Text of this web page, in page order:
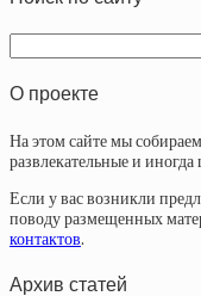
О проекте
На этом сайте мы
развлекательные и
Если у вас возникли
поводу размещенных
контактов.
Архив статей